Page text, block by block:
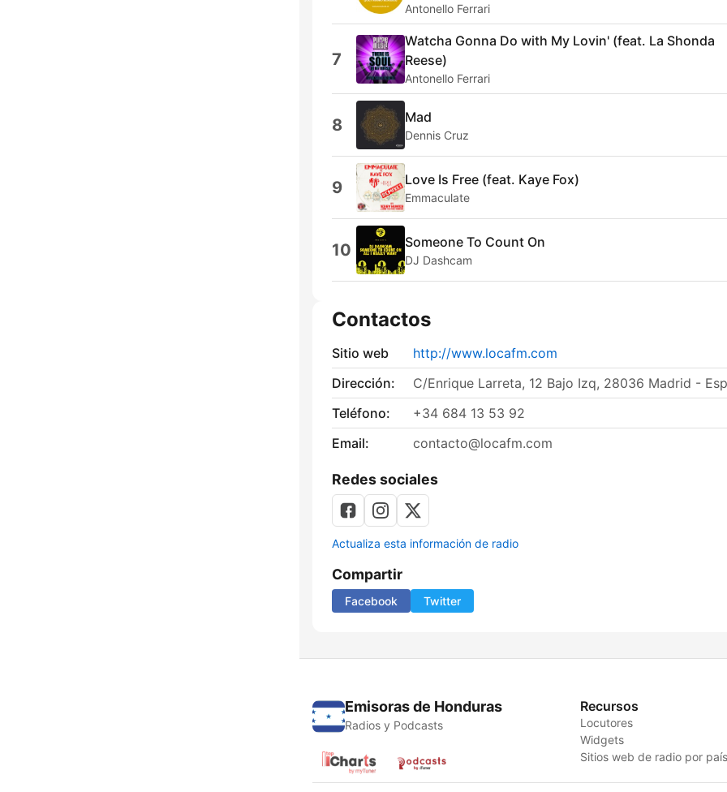
Antonello Ferrari
7
Watcha Gonna Do with My Lovin' (feat. La Shonda
Reese)
Antonello Ferrari
8 Mad
Dennis Cruz
9 Love Is Free (feat. Kaye Fox)
Emmaculate
10 Someone To Count On
DJ Dashcam
Contactos
Sitio web
http://www.locafm.com
Dirección:
C/Enrique Larreta, 12 Bajo Izq, 28036 Madrid -
Teléfono:
+34 684 13 53 92
Email:
contacto@locafm.com
Redes sociales
Actualiza esta información de radio
Compartir
Facebook Twitter
Emisoras de Honduras
Radios y Podcasts
Recursos
Locutores
Widgets
Sitios web de radio por